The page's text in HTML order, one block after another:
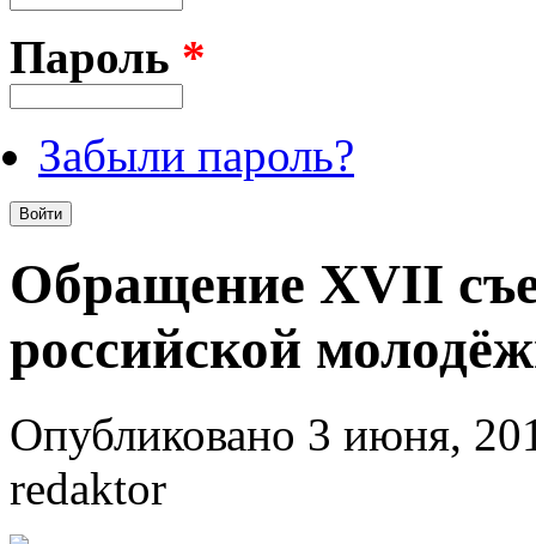
Пароль *
Забыли пароль?
Обращение XVII
российской
Опубликовано 3 июня,
redaktor